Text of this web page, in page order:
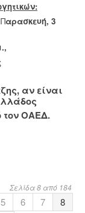
αρασκευή, 3
αν είναι
τον ΟΑΕΔ.
Σελίδα 8 από 184
5 6 7
8